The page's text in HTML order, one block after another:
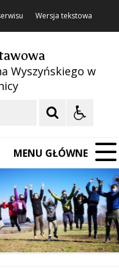
Wersja tekstowa
Wyszyńskiego w
MENU GŁÓWNE